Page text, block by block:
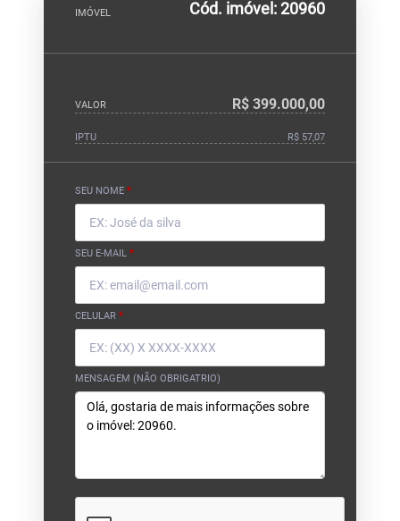
IMÓVEL Cód. imóvel: 20960
VALOR R$ 399.000,00
IPTU R$ 57,07
SEU NOME *
SEU E-MAIL *
CELULAR *
MENSAGEM (NÃO OBRIGATRIO)